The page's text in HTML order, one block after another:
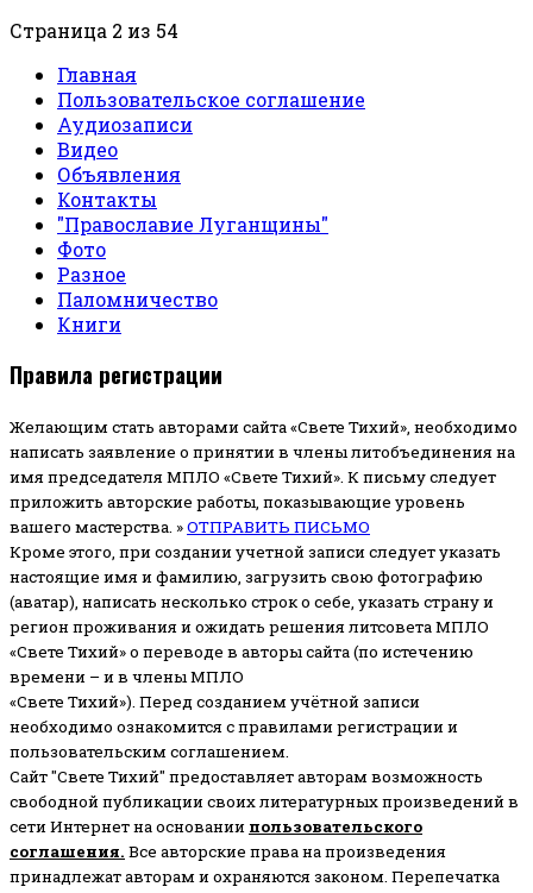
Страница 2 из 54
Главная
Пользовательское соглашение
Аудиозаписи
Видео
Объявления
Контакты
"Православие Луганщины"
Фото
Разное
Паломничество
Книги
Правила регистрации
Желающим стать авторами сайта «Свете Тихий», необходимо
написать заявление о принятии в члены литобъединения на
имя председателя МПЛО «Свете Тихий». К письму следует
приложить авторские работы, показывающие уровень
вашего мастерства. »ОТПРАВИТЬ ПИСЬМО
Кроме этого, при создании учетной записи следует указать
настоящие имя и фамилию, загрузить свою фотографию
(аватар), написать несколько строк о себе, указать страну и
регион проживания и ожидать решения литсовета МПЛО
«Свете Тихий» о переводе в авторы сайта (по истечению
времени – и в члены МПЛО
«Свете Тихий»). Перед созданием учётной записи
необходимо ознакомится с правилами регистрации и
пользовательским соглашением.
Сайт "Свете Тихий" предоставляет авторам возможность
свободной публикации своих литературных произведений в
сети Интернет на основании пользовательского
соглашения. Все авторские права на произведения
принадлежат авторам и охраняются законом. Перепечатка